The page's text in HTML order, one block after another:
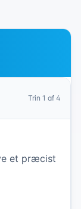
Trin 1 af 4
et præcist